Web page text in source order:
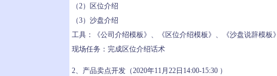
（2）区位介绍
（3）沙盘介绍
工具：《公司介绍模板》、《区位介绍模板》、《沙盘说辞模板》
现场任务：完成区位介绍话术
2、产品卖点开发（2020年11月22日14:00-15:30 ）